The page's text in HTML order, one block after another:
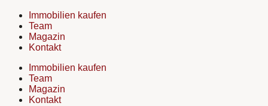
Immobilien kaufen
Team
Magazin
Kontakt
Immobilien kaufen
Team
Magazin
Kontakt